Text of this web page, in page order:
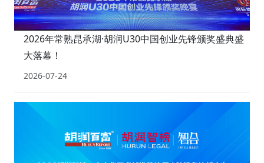
2026年常熟昆承湖·胡润U30中国创业先锋颁奖盛典盛
大落幕！
2026-07-24